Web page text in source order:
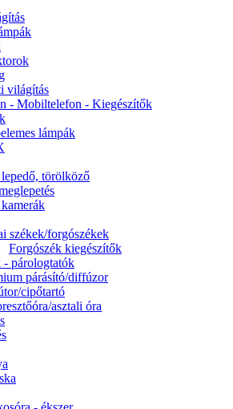
világítás
- Mobiltelefon - Kiegészítők
lámpák
törölköző
székek/forgószékek
Forgószék kiegészítők
párologtatók
párásító/diffúzor
cipőtartó
asztali óra